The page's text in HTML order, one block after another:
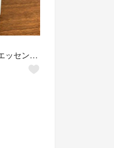
マキアージュエッセンスベースEXピュアアイボリー